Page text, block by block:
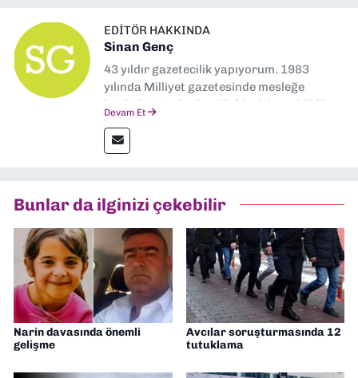
EDITÖR HAKKINDA
Sinan Genç
43 yıldır gazetecilik yapıyorum. 1983
yılında Milliyet gazetesinde mesleğe
başladım. Ardından Türkiye’nin en köklü
muhabir, editör, müdür yardımcısı ve spor
müdürü olarak görev yaptım. Ayrıca Yeni
Gazetesi'nde editörlük yapıyorum
Devam Et
Bunlar da ilginizi çekebilir
Narin davasında önemli
gelişme
Avcılar soruşturmasında 12
tutuklama